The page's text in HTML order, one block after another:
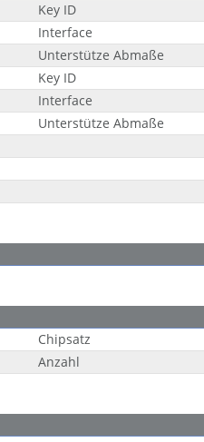
Key ID
Interface
Unterstütze Abmaße
Key ID
Interface
Unterstütze Abmaße
Chipsatz
Anzahl